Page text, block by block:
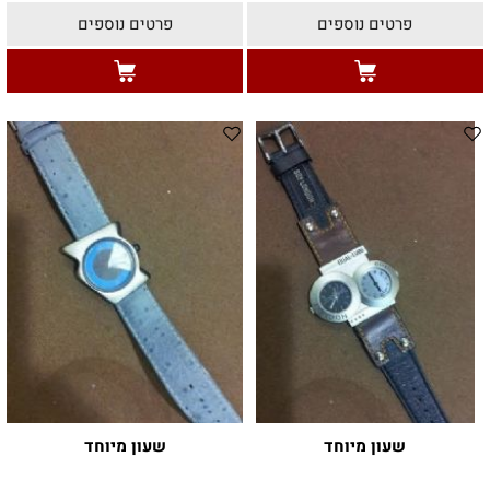
פרטים נוספים פרטים נוספים
שעון מיוחד שעון מיוחד